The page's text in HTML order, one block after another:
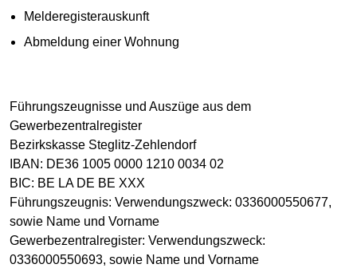
Melderegisterauskunft
Abmeldung einer Wohnung
Führungszeugnisse und Auszüge aus dem
Gewerbezentralregister
Bezirkskasse Steglitz-Zehlendorf
IBAN: DE36 1005 0000 1210 0034 02
BIC: BE LA DE BE XXX
Führungszeugnis: Verwendungszweck: 0336000550677,
sowie Name und Vorname
Gewerbezentralregister: Verwendungszweck:
0336000550693, sowie Name und Vorname